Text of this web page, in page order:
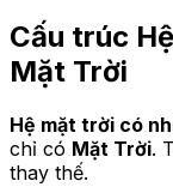
Cấu trúc
Mặt Trời
Hệ mặt trời có
chỉ có Mặt Trời.
thay thế.